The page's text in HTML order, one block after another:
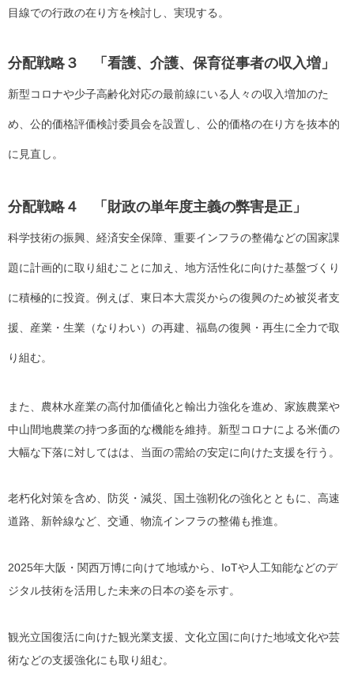
目線での行政の在り方を検討し、実現する。
分配戦略３ 「看護、介護、保育従事者の収入増」
新型コロナや少子高齢化対応の最前線にいる人々の収入増加のた
め、公的価格評価検討委員会を設置し、公的価格の在り方を抜本的
に見直し。
分配戦略４ 「財政の単年度主義の弊害是正」
科学技術の振興、経済安全保障、重要インフラの整備などの国家課
題に計画的に取り組むことに加え、地方活性化に向けた基盤づくり
に積極的に投資。例えば、 東日本大震災からの復興のため被災者支
援、産業・生業（なりわい）の再建、福島の復興・再生に全力で取
り組む。
また、 農林水産業の高付加価値化と輸出力強化を進め、家族農業や
中山間地農業の持つ多面的な機能を維持。新型コロナによる米価の
大幅な下落に対してはは、当面の需給の安定に向けた支援を行う。
老朽化対策を含め、防災・減災、国土強靭化の強化とともに、高速
道路、新幹線など、交通、物流インフラの整備も推進。
2025年大阪・関西万博に向けて地域から、IoTや人工知能などのデ
ジタル技術を活用した未来の日本の姿を示す。
観光立国復活に向けた観光業支援、文化立国に向けた地域文化や芸
術などの支援強化にも取り組む。